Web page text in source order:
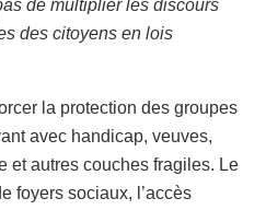
de multiplier les discours
des citoyens en lois
la protection des groupes
avec handicap, veuves,
et autres couches fragiles. Le
foyers sociaux, l’accès